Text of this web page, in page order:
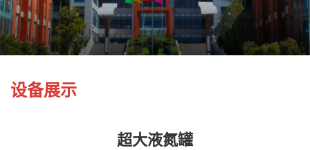
设备展示
超大液氮罐